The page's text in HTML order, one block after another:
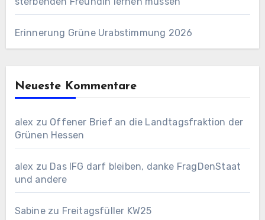
Erinnerung Grüne Urabstimmung 2026
Neueste Kommentare
alex zu Offener Brief an die Landtagsfraktion der
Grünen Hessen
alex zu Das IFG darf bleiben, danke FragDenStaat
und andere
Sabinezu Freitagsfüller KW25